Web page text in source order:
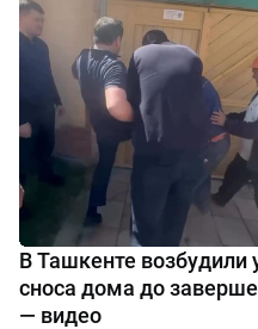
В Ташкенте возбудили
сноса дома до
— видео